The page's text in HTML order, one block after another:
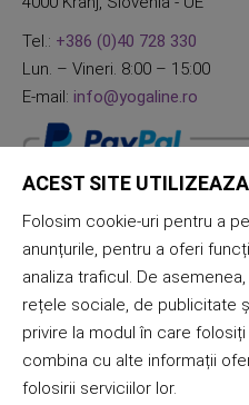
Tel.: +386 (0)40 728 330
Lun. – Vineri. 8:00 – 15:00
E-mail: info@yogaline.ro
ACEST SITE
Folosim cookie-uri pentru a
anunțurile, pentru a oferi
analiza traficul. De
rețele sociale, de publicitate
privire la modul în care
combina cu alte informații
folosirii serviciilor lor.